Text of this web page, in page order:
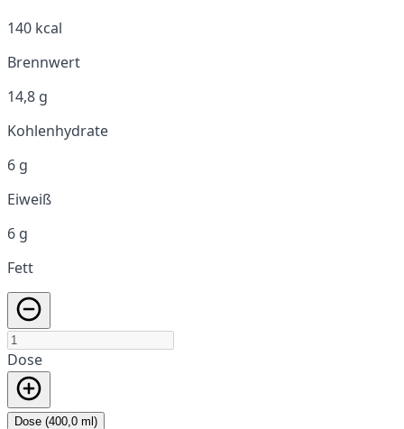
140 kcal
Brennwert
14,8 g
Kohlenhydrate
6 g
Eiweiß
6 g
Fett
Dose
Dose (400,0 ml)